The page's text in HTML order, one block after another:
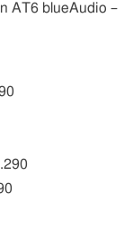
AT6 blueAudio –